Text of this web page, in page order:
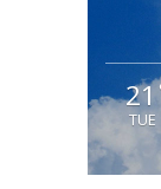
21
TUE